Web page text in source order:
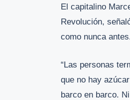
El capitalino
Revolución,
como nunca
“Las personas
que no hay
barco en barco.